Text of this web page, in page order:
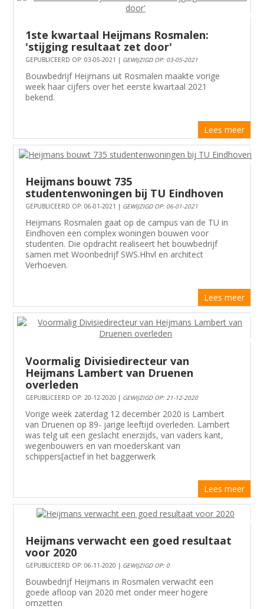
1ste kwartaal Heijmans Rosmalen:
'stijging resultaat zet door'
GEPUBLICEERD OP: 03-05-2021 | GEWIJZIGD OP: 03-05-2021
Bouwbedrijf Heijmans uit Rosmalen maakte vorige
week haar cijfers over het eerste kwartaal 2021
bekend.
Lees meer
Heijmans bouwt 735
studentenwoningen bij TU Eindhoven
GEPUBLICEERD OP: 06-01-2021 | GEWIJZIGD OP: 06-01-2021
Heijmans Rosmalen gaat op de campus van de TU in
Eindhoven een complex woningen bouwen voor
studenten. Die opdracht realiseert het bouwbedrijf
samen met Woonbedrijf SWS.Hhvl en architect
Verhoeven.
Lees meer
Voormalig Divisiedirecteur van
Heijmans Lambert van Druenen
overleden
GEPUBLICEERD OP: 20-12-2020 | GEWIJZIGD OP: 21-12-2020
Vorige week zaterdag 12 december 2020 is Lambert
van Druenen op 89- jarige leeftijd overleden. Lambert
was telg uit een geslacht enerzijds, van vaders kant,
wegenbouwers en van moederskant van
schippers[actief in het baggerwerk
Lees meer
Heijmans verwacht een goed resultaat
voor 2020
GEPUBLICEERD OP: 06-11-2020 | GEWIJZIGD OP: 0
Bouwbedrijf Heijmans in Rosmalen verwacht een
goede afloop van 2020 met onder meer hogere
omzetten